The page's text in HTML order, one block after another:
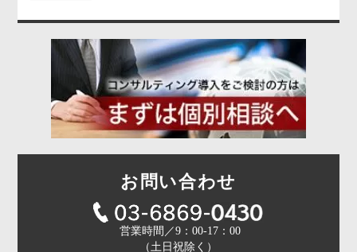
お問い合わせ
営業時間／9：00-17：00
（土日祝除く）